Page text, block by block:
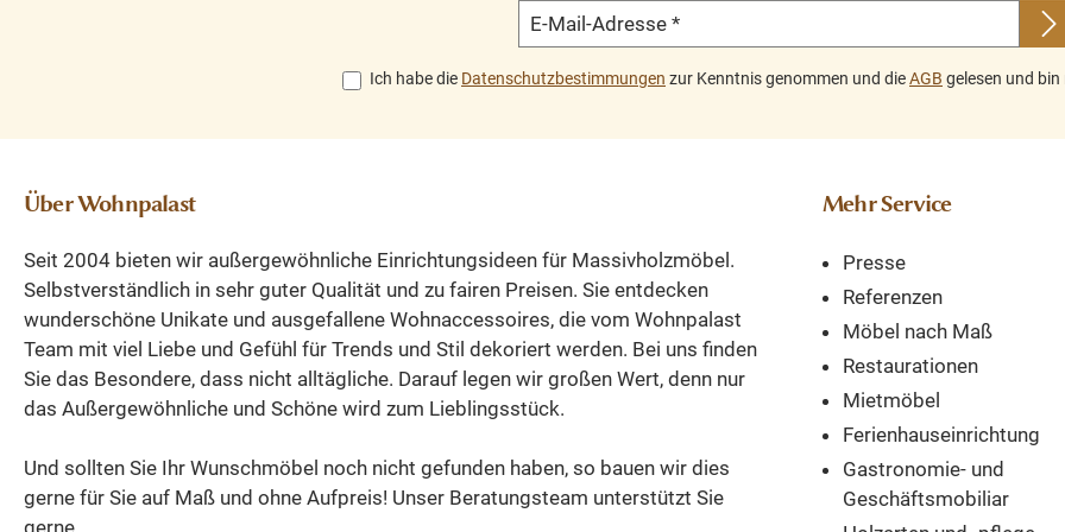
Einrichtungen.Ein
hochwertiger
nostalgischem
Liebe zum Detail
verarbeitet.Abmessun
gen: H x B x T: 153 x 90
x 44 cm
ProduktdetailsBrotsch
rank aus massivem
nach alten
VorgabenOberfläche
Hinter der großen Tür
stabile Einlegeböden,
die ausreichend Platz
für Geschirr, Kleidung,
Bücher, Akten, Vorräte
oder Wohnaccessoires
bieten. Gefertigt aus
mit einer hochwertigen
Naturwachs-
cm; Tiefe: 46 cm
wohnpalast.de
Abmessungen: Höhe:
cm; Tiefe: 47 cm
nach Hause liefern
Küche
sich nahtlos
und anderen
Schubladen
eine
E-Mail-Adresse *
Ich habe die Datenschutzbestimmungen zur Kenntnis genommen und dieAGB gelesen und
Über Wohnpalast
Seit 2004 bieten wir außergewöhnliche Einrichtungsideen für Massivholzmöbel.
Selbstverständlich in sehr guter Qualität und zu fairen Preisen. Sie entdecken
wunderschöne Unikate und ausgefallene Wohnaccessoires, die vom Wohnpalast
Team mit viel Liebe und Gefühl für Trends und Stil dekoriert werden. Bei uns finden
Sie das Besondere, dass nicht alltägliche. Darauf legen wir großen Wert, denn nur
das Außergewöhnliche und Schöne wird zum Lieblingsstück.
Und sollten Sie Ihr Wunschmöbel noch nicht gefunden haben, so bauen wir dies
gerne für Sie auf Maß und ohne Aufpreis! Unser Beratungsteam unterstützt Sie
Mehr Service
Presse
Referenzen
Möbel nach Maß
Restaurationen
Mietmöbel
Ferienhauseinrichtung
Gastronomie- und
Geschäftsmobiliar